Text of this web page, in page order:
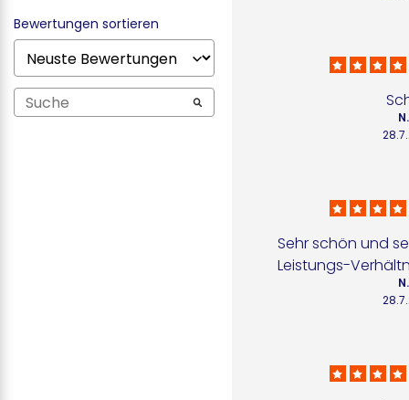
Bewertungen sortieren
Sehr schön und
Leistungs-